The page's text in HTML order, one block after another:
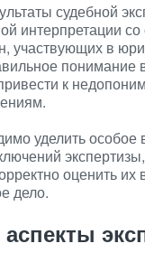
судебной
интерпретации
участвующих в
понимание
к
уделить особое
оценить их
дело.